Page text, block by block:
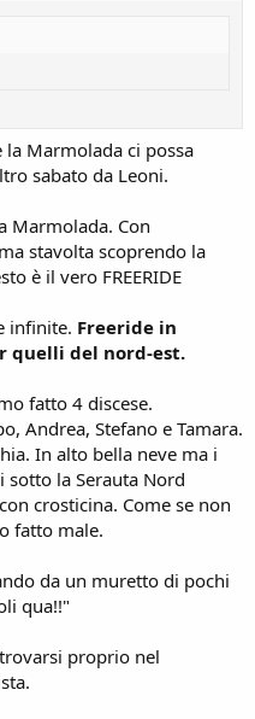
la Marmolada ci possa
sabato da Leoni.
Marmolada. Con
stavolta scoprendo la
è il vero FREERIDE
infinite. Freeride in
quelli del nord-est.
fatto 4 discese.
Andrea, Stefano e Tamara.
In alto bella neve ma i
sotto la Serauta Nord
crosticina. Come se non
fatto male.
da un muretto di pochi
qua!!"
proprio nel